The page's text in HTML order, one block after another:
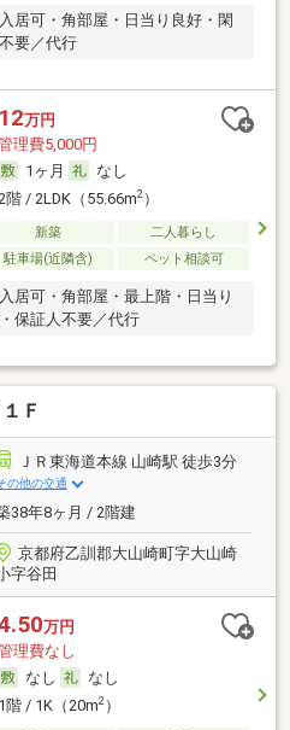
居可・角部屋・日当り良好・閑
要／代行
12万円
理費5,000円
1ヶ月
なし
階 / 2LDK（55.66m2）
新築
二人暮らし
駐車場(近隣含) ペット相談可
居可・角部屋・最上階・日当り
保証人不要／代行
Ｆ
ＪＲ東海道本線 山崎駅 徒歩3分
の他の交通
38年8ヶ月 / 2階建
京都府乙訓郡大山崎町字大山崎
字谷田
万円
理費なし
なし
なし
1階 / 1K（20m2）